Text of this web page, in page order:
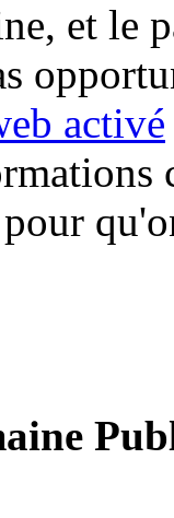
et le
activé